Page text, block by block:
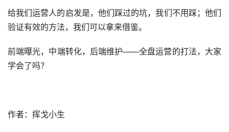
给我们运营人的启发是，他们踩过的坑，我们不用踩；他们
验证有效的方法，我们可以拿来借鉴。
前端曝光，中端转化，后端维护——全盘运营的打法，大家
学会了吗？
作者： 挥戈小生